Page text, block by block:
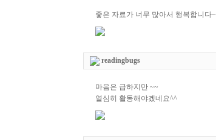
좋은 자료가 너무 많아서 행복합니다~
readingbugs
마음은 급하지만 ~~
열심히 활동해야겠네요^^